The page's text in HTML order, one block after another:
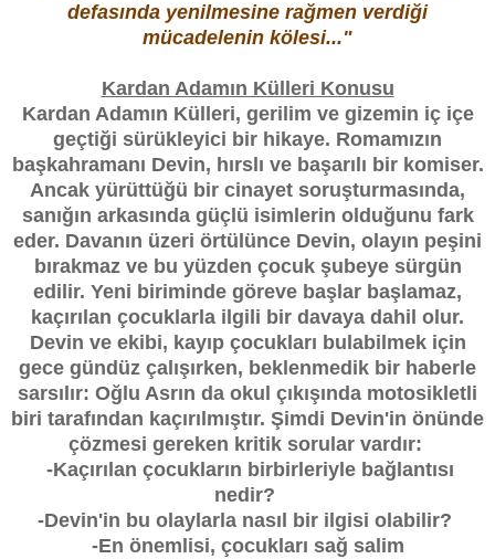
defasında yenilmesine rağmen verdiği
mücadelenin kölesi..."
Kardan Adamın Külleri Konusu
Kardan Adamın Külleri, gerilim ve gizemin iç içe
geçtiği sürükleyici bir hikaye. Romamızın
başkahramanı Devin, hırslı ve başarılı bir komiser.
Ancak yürüttüğü bir cinayet soruşturmasında,
sanığın arkasında güçlü isimlerin olduğunu fark
eder. Davanın üzeri örtülünce Devin, olayın peşini
bırakmaz ve bu yüzden çocuk şubeye sürgün
edilir. Yeni biriminde göreve başlar başlamaz,
kaçırılan çocuklarla ilgili bir davaya dahil olur.
Devin ve ekibi, kayıp çocukları bulabilmek için
gece gündüz çalışırken, beklenmedik bir haberle
sarsılır: Oğlu Asrın da okul çıkışında motosikletli
biri tarafından kaçırılmıştır. Şimdi Devin'in önünde
çözmesi gereken kritik sorular vardır:
-Kaçırılan çocukların birbirleriyle bağlantısı
nedir?
-Devin'in bu olaylarla nasıl bir ilgisi olabilir?
-En önemlisi, çocukları sağ salim